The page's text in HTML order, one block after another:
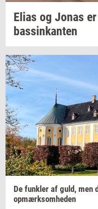
Elias og Jonas er
bas­sinkan­ten
De funk­ler af guld, men
op­mærk­som­he­den